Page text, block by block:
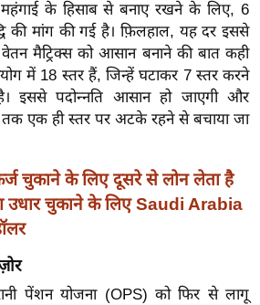
महंगाई के हिसाब से बनाए रखने के लिए, 6
की मांग की गई है। फ़िलहाल, यह दर इससे
मैट्रिक्स को आसान बनाने की बात कही
में 18 स्तर हैं, जिन्हें घटाकर 7 स्तर करने
इससे पदोन्नति आसान हो जाएगी और
तक एक ही स्तर पर अटके रहने से बचाया जा
चुकाने के लिए दूसरे से लोन लेता है
चुकाने के लिए Saudi Arabia
पेंशन योजना (OPS) को फिर से लागू